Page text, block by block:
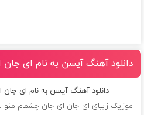
دانلود آهنگ آیسن به نام ای
دانلود آهنگ آیسن به نام ای جان
موزیک زیبای ای جان ای جان چشمام منو